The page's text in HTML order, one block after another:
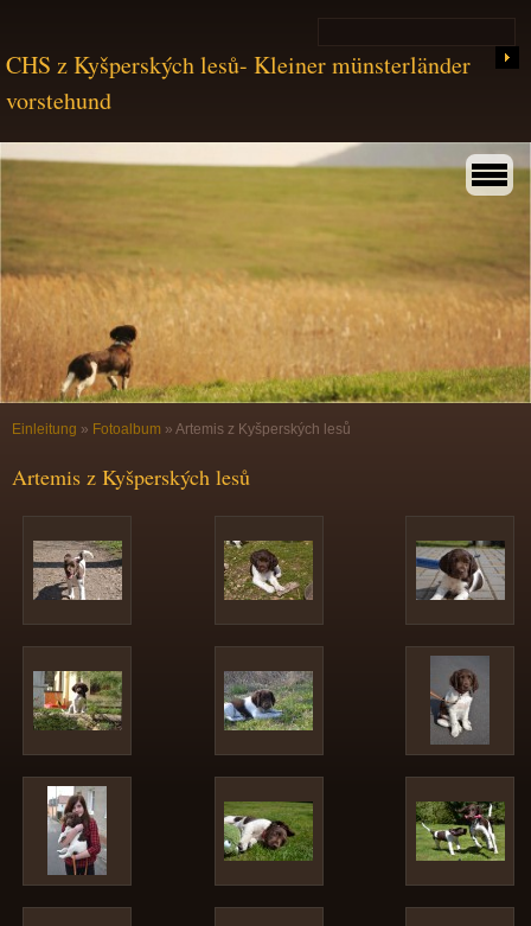
CHS z Kyšperských lesů- Kleiner münsterländer
vorstehund
Einleitung » Fotoalbum » Artemis z Kyšperských lesů
Artemis z Kyšperských lesů